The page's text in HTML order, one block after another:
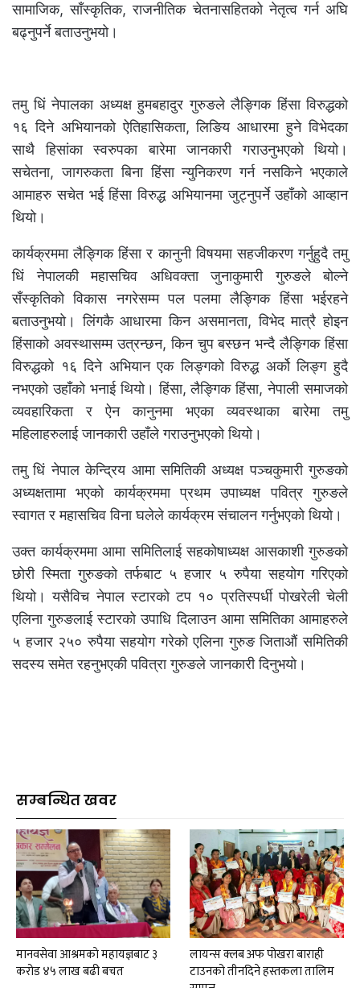
सामाजिक, साँस्कृतिक, राजनीतिक चेतनासहितको नेतृत्व गर्न अघि
बढ्नुपर्ने बताउनुभयो।
तमु धिं नेपालका अध्यक्ष हुमबहादुर गुरुङले लैङ्गिक हिंसा विरुद्धको
१६ दिने अभियानको ऐतिहासिकता, लिङिय आधारमा हुने विभेदका
साथै हिसांका स्वरुपका बारेमा जानकारी गराउनुभएको थियो।
सचेतना, जागरुकता बिना हिंसा न्युनिकरण गर्न नसकिने भएकाले
आमाहरु सचेत भई हिंसा विरुद्ध अभियानमा जुट्नुपर्ने उहाँको आव्हान
थियो।
कार्यक्रममा लैङ्गिक हिंसा र कानुनी विषयमा सहजीकरण गर्नुहुदै तमु
धिं नेपालकी महासचिव अधिवक्ता जुनाकुमारी गुरुङले बोल्ने
सँस्कृतिको विकास नगरेसम्म पल पलमा लैङ्गिक हिंसा भईरहने
बताउनुभयो। लिंगकै आधारमा किन असमानता, विभेद मात्रै होइन
हिंसाको अवस्थासम्म उत्रन्छन, किन चुप बस्छन भन्दै लैङ्गिक हिंसा
विरुद्धको १६ दिने अभियान एक लिङ्गको विरुद्ध अर्को लिङ्ग हुदै
नभएको उहाँको भनाई थियो। हिंसा, लैङ्गिक हिंसा, नेपाली समाजको
व्यवहारिकता र ऐन कानुनमा भएका व्यवस्थाका बारेमा तमु
महिलाहरुलाई जानकारी उहाँले गराउनुभएको थियो।
तमु धिं नेपाल केन्द्रिय आमा समितिकी अध्यक्ष पञ्चकुमारी गुरुङको
अध्यक्षतामा भएको कार्यक्रममा प्रथम उपाध्यक्ष पवित्र गुरुङले
स्वागत र महासचिव विना घलेले कार्यक्रम संचालन गर्नुभएको थियो।
उक्त कार्यक्रममा आमा समितिलाई सहकोषाध्यक्ष आसकाशी गुरुङको
छोरी स्मिता गुरुङको तर्फबाट ५ हजार ५ रुपैया सहयोग गरिएको
थियो। यसैविच नेपाल स्टारको टप १० प्रतिस्पर्धी पोखरेली चेली
एलिना गुरुङलाई स्टारको उपाधि दिलाउन आमा समितिका आमाहरुले
५ हजार २५० रुपैया सहयोग गरेको एलिना गुरुङ जिताऔं समितिकी
सदस्य समेत रहनुभएकी पवित्रा गुरुङले जानकारी दिनुभयो।
सम्बन्धित खवर
मानवसेवा आश्रमकाे‌ महायज्ञबाट ३
करोड ४५ लाख बढी बचत
लायन्स क्लब अफ पोखरा बाराही
टाउनको तीनदिने हस्तकला तालिम